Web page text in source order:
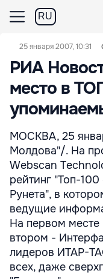
RU
25 января 2007, 10:31
РИА
место в
МОСКВА, 25
Молдова"/. На
Webscan
рейтинг "Топ-
Рунета", в
ведущие
На первом месте
втором -
лидеров ИТАР-
всех, даже